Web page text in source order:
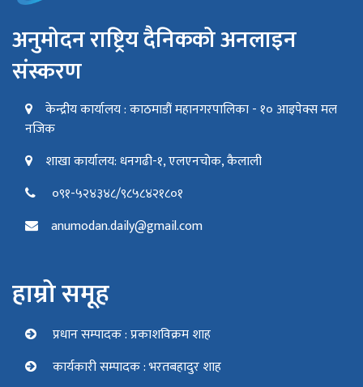
अनुमोदन राष्ट्रिय दैनिकको अनलाइन
संस्करण
केन्द्रीय कार्यालय : काठमाडौं महानगरपालिका - १० आइपेक्स मल
नजिक
शाखा कार्यालय: धनगढी-१, एलएनचोक, कैलाली
०९१-५२४३४८/९८५८४२१८०१
anumodan.daily@gmail.com
हाम्रो समूह
प्रधान सम्पादक : प्रकाशविक्रम शाह
कार्यकारी सम्पादक : भरतबहादुर शाह